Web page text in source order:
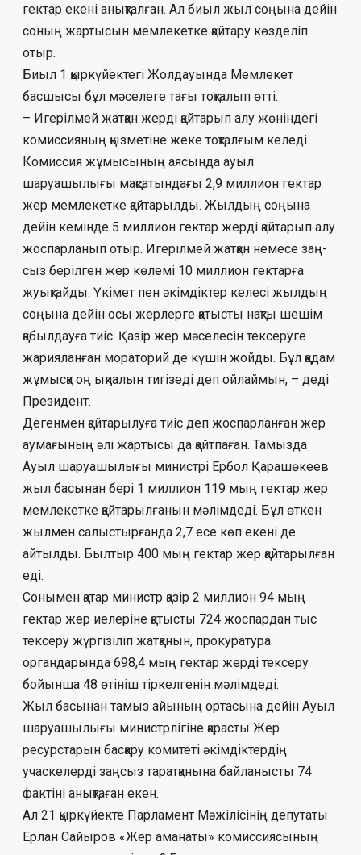
гектар екені анықталған. Ал биыл жыл соңына дейін
соның жартысын мемлекетке қайтару көзделіп
отыр.
Биыл 1 қыркүйектегі Жолдауында Мем­лекет
басшысы бұл мәселеге тағы тоқ­талып өтті.
– Игерілмей жатқан жерді қайтарып алу жө­ніндегі
комиссияның қызметіне жеке тоқ­талғым келеді.
Комиссия жұмысының ая­сында ауыл
шаруашылығы мақсатындағы 2,9 миллион гектар
жер мемлекетке қай­тарыл­ды. Жылдың соңына
дейін кемінде 5 мил­лион гектар жерді қайтарып алу
жос­парланып отыр. Игерілмей жатқан немесе заң­
сыз берілген жер көлемі 10 миллион гек­тарға
жуықтайды. Үкімет пен әкімдіктер ке­лесі жылдың
соңына дейін осы жерлерге қатысты нақты шешім
қабылдауға тиіс. Қа­зір жер мәселесін тексеруге
жарияланған мо­раторий де күшін жойды. Бұл қадам
жұ­мыс­қа оң ықпалын тигізеді деп ойлаймын, – деді
Президент.
Дегенмен қайтарылуға тиіс деп жос­пар­ланған жер
аумағының әлі жар­ты­сы да қайтпаған. Тамызда
Ауыл шаруа­шы­лығы министрі Ербол Қарашөкеев
жыл ба­сынан бері 1 миллион 119 мың гектар жер
мем­лекетке қайтарылғанын мәлімдеді. Бұл өт­кен
жылмен салыстырғанда 2,7 есе көп еке­ні де
айтылды. Былтыр 400 мың гектар жер қайтарылған
еді.
Сонымен қатар министр қазір 2 мил­лион 94 мың
гектар жер иелеріне қа­­­тысты 724 жоспардан тыс
тексеру жүр­гізі­ліп жатқанын, прокуратура
органдарында 698,4 мың гектар жерді тексеру
бойынша 48 өті­ніш тіркелгенін мәлімдеді.
Жыл басынан тамыз айының ор­та­сы­на дейін Ауыл
шаруашылығы ми­­­нистрлігіне қарасты Жер
ресурстарын бас­қару комитеті әкімдіктердің
учаскелерді заң­сыз таратқанына байланысты 74
фактіні анық­таған екен.
Ал 21 қыркүйекте Парламент Мәжілі­сі­нің депутаты
Ерлан Сайыров «Жер аманаты» ко­миссиясының